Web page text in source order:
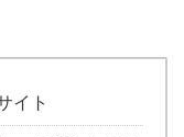
イト